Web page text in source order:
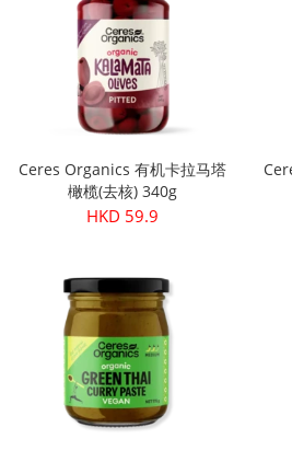
Ceres Organics 有机卡拉马塔
橄榄(去核) 340g
HKD 59.9